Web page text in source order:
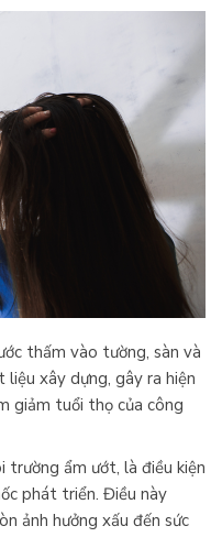
thấm vào tường, sàn và
xây dựng, gây ra hiện
giảm tuổi thọ của công
ẩm ướt, là điều kiện
phát triển. Điều này
ảnh hưởng xấu đến sức